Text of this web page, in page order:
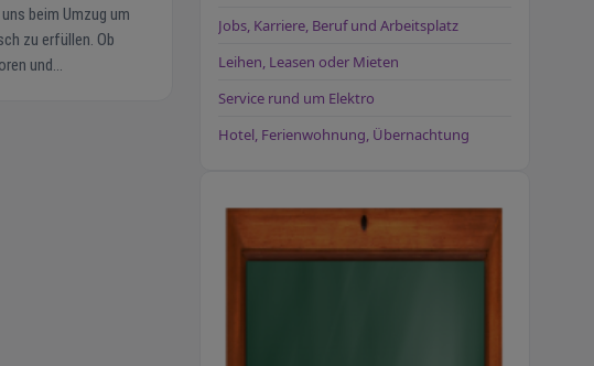
beim Umzug um
zu erfüllen. Ob
und
Jobs, Karriere, Beruf und Arbeitsplatz
Leihen, Leasen oder Mieten
Service rund um Elektro
Hotel, Ferienwohnung, Übernachtung